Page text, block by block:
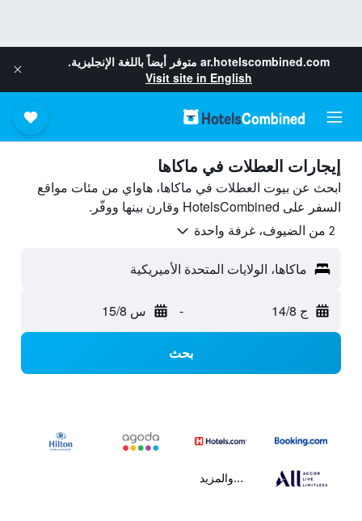
ar.hotelscombined.com متوفر أيضاً باللغة الإنجليزية.
Visit site in English
إيجارات العطلات في ماكاها
ابحث عن بيوت العطلات في ماكاها، هاواي من مئات مواقع
السفر على HotelsCombined وقارن بينها ووفّر.
2 من الضيوف، غرفة واحدة
ماكاها، الولايات المتحدة الأميريكية
ج 14/8 - س 15/8
بحث
...والمزيد